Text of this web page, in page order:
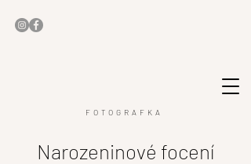
FOTOGRAFKA
Narozeninové focení